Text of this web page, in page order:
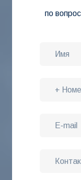
недвижимостью
● Счет за
● Муниципальный
ВСЕХ владельцев
по